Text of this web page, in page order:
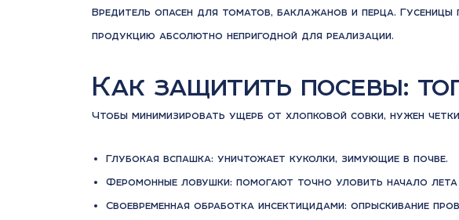
Вредитель опасен для томатов, баклажанов и перца.
продукцию абсолютно непригодной для реализации.
Как защитить посевы:
Чтобы минимизировать ущерб от хлопковой совки, нужен
Глубокая вспашка: уничтожает куколки, зимующие в почве.
Феромонные ловушки: помогают точно уловить начало лета
Своевременная обработка инсектицидами: опрыскивание